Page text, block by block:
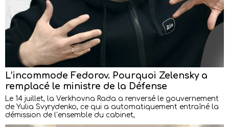
L’incommode Fedorov. Pourquoi Zelensky a
remplacé le ministre de la Défense
Le 14 juillet, la Verkhovna Rada a renversé le gouvernement
de Yulia Svyrydenko, ce qui a automatiquement entraîné la
démission de l’ensemble du cabinet,